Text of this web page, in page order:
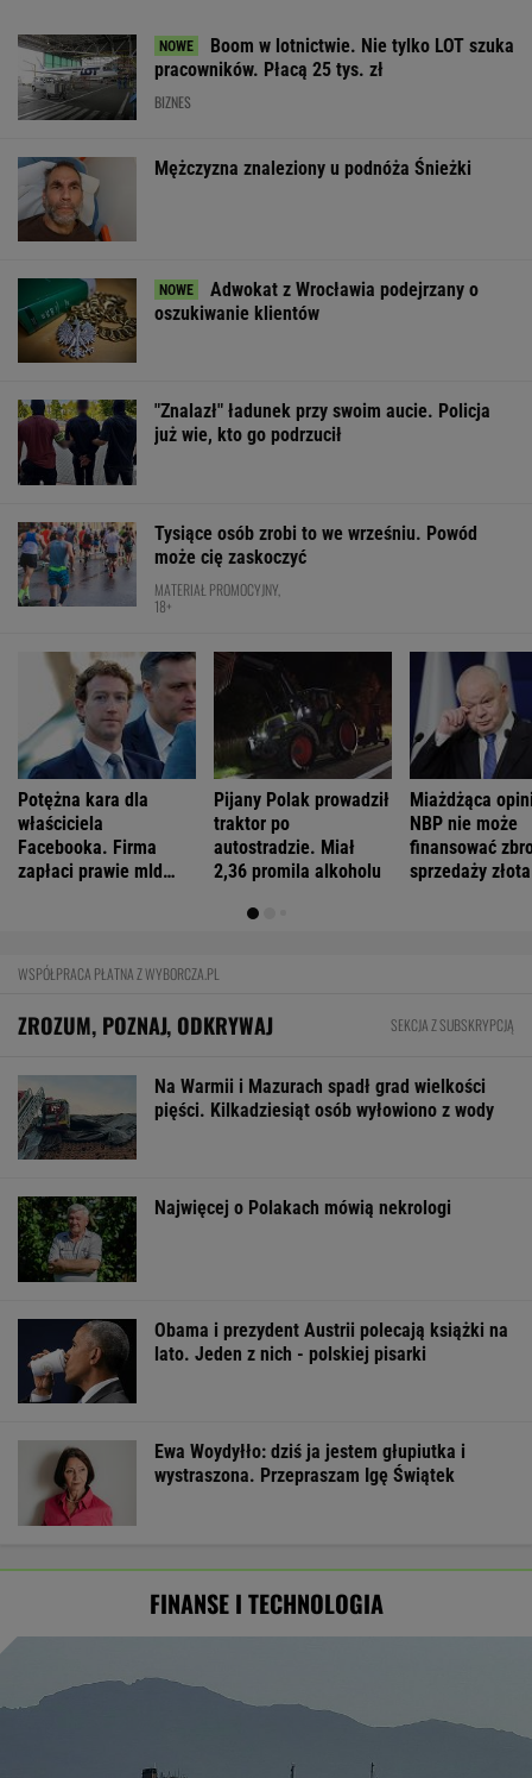
Boom w lotnictwie. Nie tylko LOT szuka
pracowników. Płacą 25 tys. zł
BIZNES
Mężczyzna znaleziony u podnóża Śnieżki
Adwokat z Wrocławia podejrzany o
oszukiwanie klientów
"Znalazł" ładunek przy swoim aucie. Policja
już wie, kto go podrzucił
Tysiące osób zrobi to we wrześniu. Powód
może cię zaskoczyć
MATERIAŁ PROMOCYJNY,
18+
Potężna kara dla
właściciela
Facebooka. Firma
zapłaci prawie mld
Pijany Polak prowadził
traktor po
autostradzie. Miał
2,36 promila alkoholu
Miażdżąca
NBP nie może
finansować
sprzedaży złota
WSPÓŁPRACA PŁATNA Z WYBORCZA.PL
ZROZUM, POZNAJ, ODKRYWAJ SEKCJA Z SUBSKRYPCJĄ
Na Warmii i Mazurach spadł grad wielkości
pięści. Kilkadziesiąt osób wyłowiono z wody
Najwięcej o Polakach mówią nekrologi
Obama i prezydent Austrii polecają książki na
lato. Jeden z nich - polskiej pisarki
Ewa Woydyłło: dziś ja jestem głupiutka i
wystraszona. Przepraszam Igę Świątek
FINANSE I TECHNOLOGIA